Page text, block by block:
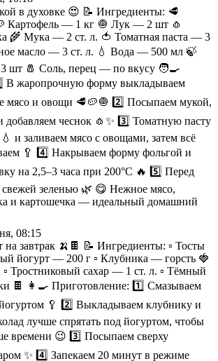
в духовке 😍 📝 Ингредиенты: 🥩
Картофель — 1 кг 🧅 Лук — 2 шт 🧄
🌾 Мука — 2 ст. л. 🍅 Томатная паста — 3
масло — 3 ст. л. 💧 Вода — 500 мл 🍃
шт 🧂 Соль, перец — по вкусу 🧑‍🍳
В жаропрочную форму выкладываем
мясо и овощи 🥩🥔🧅 2️⃣ Посыпаем мукой,
добавляем чеснок 🧄✨ 3️⃣ Томатную пасту
и заливаем мясо с овощами, затем всё
🥄 4️⃣ Накрываем форму фольгой и
на 2,5–3 часа при 200°C 🔥 5️⃣ Перед
зеленью 🌿 😋 Нежное мясо,
и картошечка — идеальный домашний
08:15
завтрак 🍌🍫 📝 Ингредиенты: ▫️ Тосты
йогурт — 200 г ▫️ Клубника — горсть 🍓
Тростниковый сахар — 1 ст. л. ▫️ Тёмный
🍫 👩‍🍳 Приготовление: 1️⃣ Смазываем
🥄 2️⃣ Выкладываем клубнику и
лучше спрятать под йогуртом, чтобы
времени 😉 3️⃣ Посыпаем сверху
✨ 4️⃣ Запекаем 20 минут в режиме